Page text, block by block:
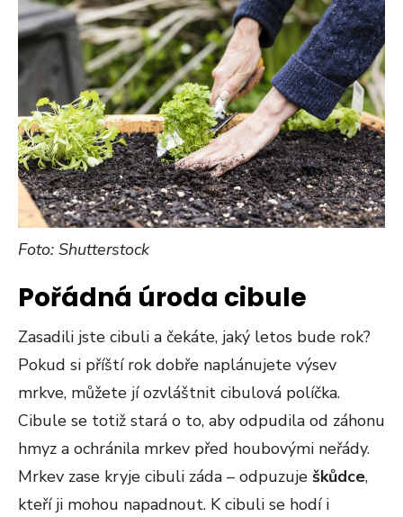
Foto: Shutterstock
Pořádná úroda cibule
Zasadili jste cibuli a čekáte, jaký letos bude rok?
Pokud si příští rok dobře naplánujete výsev
mrkve, můžete jí ozvláštnit cibulová políčka.
Cibule se totiž stará o to, aby odpudila od záhonu
hmyz a ochránila mrkev před houbovými neřády.
Mrkev zase kryje cibuli záda – odpuzuje škůdce,
kteří ji mohou napadnout. K cibuli se hodí i